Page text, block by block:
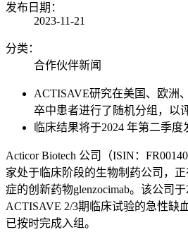
发布日期：
2023-11-21
分类：
合作伙伴新闻
ACTISAVE研究在美国、欧洲
卒中患者进行了随机分组，以
临床结果将于2024 年第二季度
Acticor Biotech 公司（ISIN ：
家处于临床阶段的生物制药公司，
症的创新药物glenzocimab。该公司于
ACTISAVE 2/3期临床试验的急性缺
已按时完成入组。